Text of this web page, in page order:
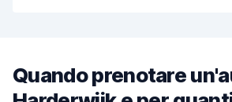
Quando prenotare